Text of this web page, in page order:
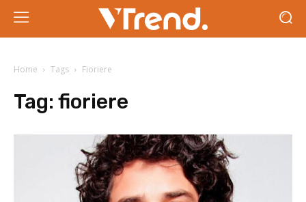
Home Tags Fioriere
Tag: fioriere